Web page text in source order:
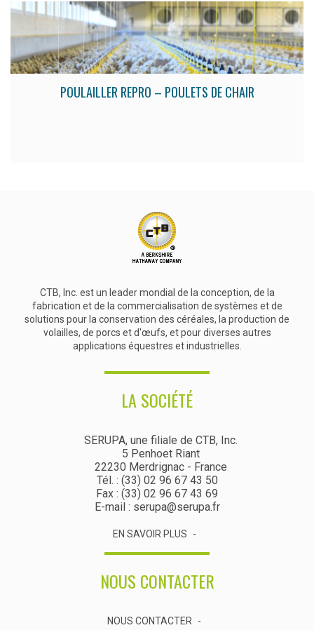
POULAILLER REPRO – POULETS DE CHAIR
CTB, Inc. est un leader mondial de la conception, de la
fabrication et de la commercialisation de systèmes et de
solutions pour la conservation des céréales, la production de
volailles, de porcs et d'œufs, et pour diverses autres
applications équestres et industrielles.
LA SOCIÉTÉ
SERUPA, une filiale de CTB, Inc.
5 Penhoet Riant
22230 Merdrignac - France
Tél. : (33) 02 96 67 43 50
Fax : (33) 02 96 67 43 69
E-mail : serupa@serupa.fr
EN SAVOIR PLUS
NOUS CONTACTER
NOUS CONTACTER